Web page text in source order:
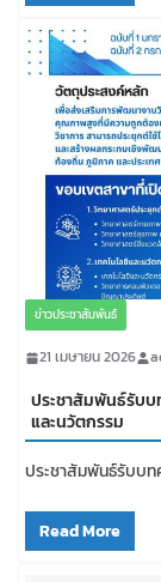
ข่าวประชาสัมพันธ์
21 เมษายน 2026
ประชาสัมพันธ์รับบ
และนวัตกรรม
ประชาสัมพันธ์รับบท
Read More